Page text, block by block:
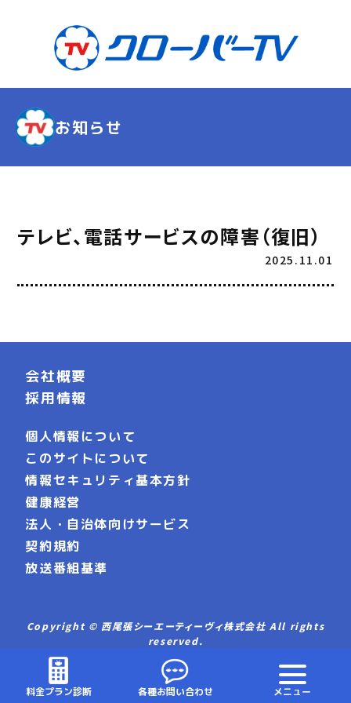
料金プラン診断 各種お問い合わせ メニュー
お知らせ
テレビ、電話サービスの障害（復旧）
2025.11.01
会社概要
採用情報
個人情報について
このサイトについて
情報セキュリティ基本方針
健康経営
法人・自治体向けサービス
契約規約
放送番組基準
Copyright © 西尾張シーエーティーヴィ株式会社 All rights
reserved.